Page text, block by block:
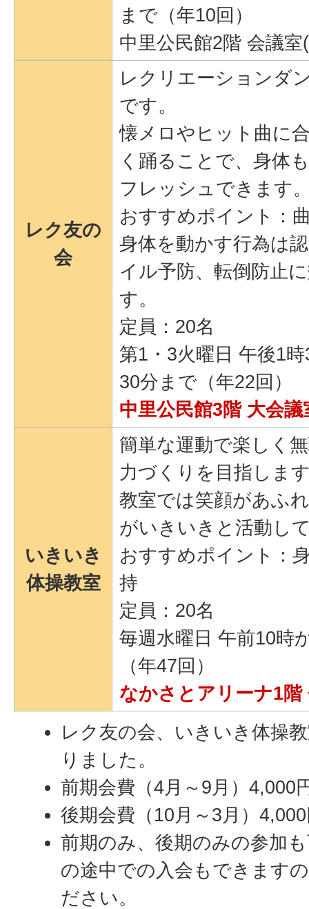
まで（年10回）
中里公民館2階 会議室
レク友の
会
レクリエーションダ
です。
懐メロやヒット曲に
く踊ることで、身体
フレッシュできます
おすすめポイント：
身体を動かす行為は
イル予防、転倒防止
す。
定員：20名
第1・3火曜日 午後1
30分まで（年22回）
中里公民館3階 大会議
いきいき
体操教室
簡単な運動で楽しく
力づくりを目指しま
教室では笑顔があふ
がいきいきと活動し
おすすめポイント：
持
定員：20名
毎週水曜日 午前10時
（年47回）
なかさとアリーナ1階
レク友の会、いきいき体操
りました。
前期会費（4月～9月）4,000
後期会費（10月～3月）
前期のみ、後期のみの参加
の途中での入会もできます
ださい。